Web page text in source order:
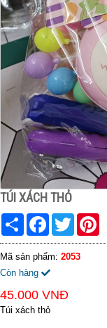
TÚI XÁCH THỎ
Share FacebookTwitter
Mã sản phẩm: 2053
Còn hàng
45.000 VNĐ
Túi xách thỏ